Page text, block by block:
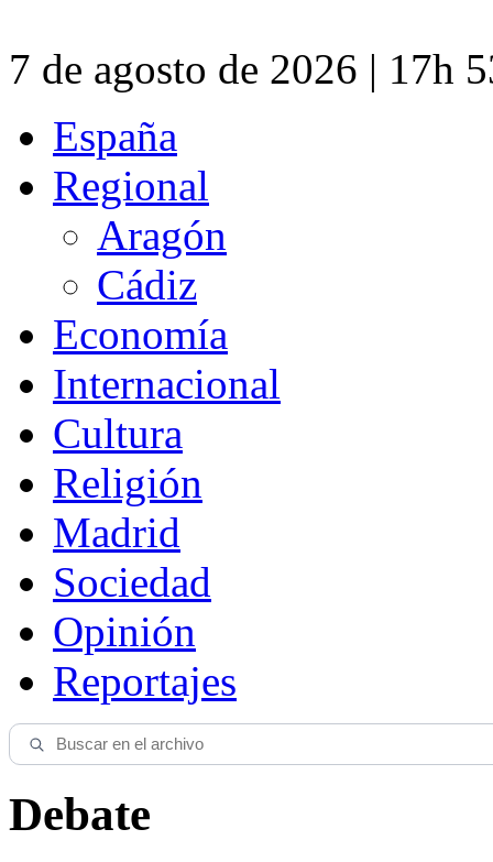
7 de agosto de 2026 | 17h
España
Regional
Aragón
Cádiz
Economía
Internacional
Cultura
Religión
Madrid
Sociedad
Opinión
Reportajes
Debate